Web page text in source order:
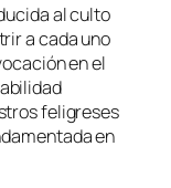
al culto
a cada uno
en el
feligreses
en